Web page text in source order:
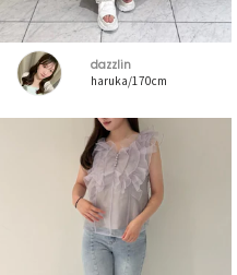
dazzlin
haruka/170cm